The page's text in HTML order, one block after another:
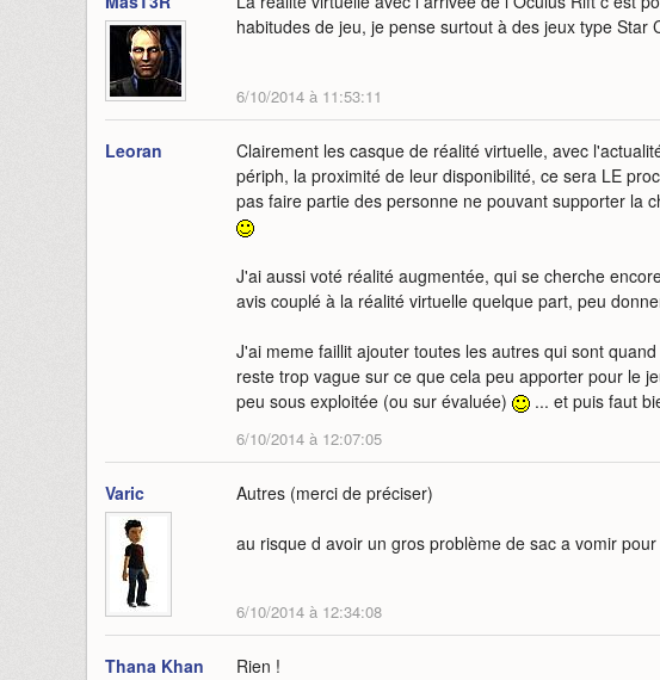
habitudes de jeu, je pense surtout à des jeux type Star
6/10/2014 à 11:53:11
Leoran
Clairement les casque de réalité virtuelle, avec
périph, la proximité de leur disponibilité, ce sera LE
pas faire partie des personne ne pouvant supporter la
J'ai aussi voté réalité augmentée, qui se cherche
avis couplé à la réalité virtuelle quelque part, peu
J'ai meme faillit ajouter toutes les autres qui sont
reste trop vague sur ce que cela peu apporter pour le
peu sous exploitée (ou sur évaluée)
... et puis faut
6/10/2014 à 12:07:05
Varic Autres (merci de préciser)
au risque d avoir un gros problème de sac a vomir
6/10/2014 à 12:34:08
Thana Khan Rien !